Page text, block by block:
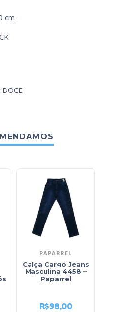
cm
PAPARREL
Calça Cargo Jeans
Masculina 4458 –
Paparrel
R$98,00